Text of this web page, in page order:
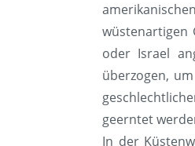
wüstenartigen
oder Israel
überzogen,
geerntet
In der